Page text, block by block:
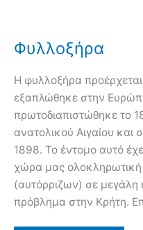
Φυλλοξήρα
Η φυλλοξήρα
εξαπλώθηκε στην
πρωτοδιαπιστώθηκε το
ανατολικού Αιγαίου
1898. Το έντομο αυτό
χώρα μας
(αυτόρριζων) σε
πρόβλημα στην Κρήτη.